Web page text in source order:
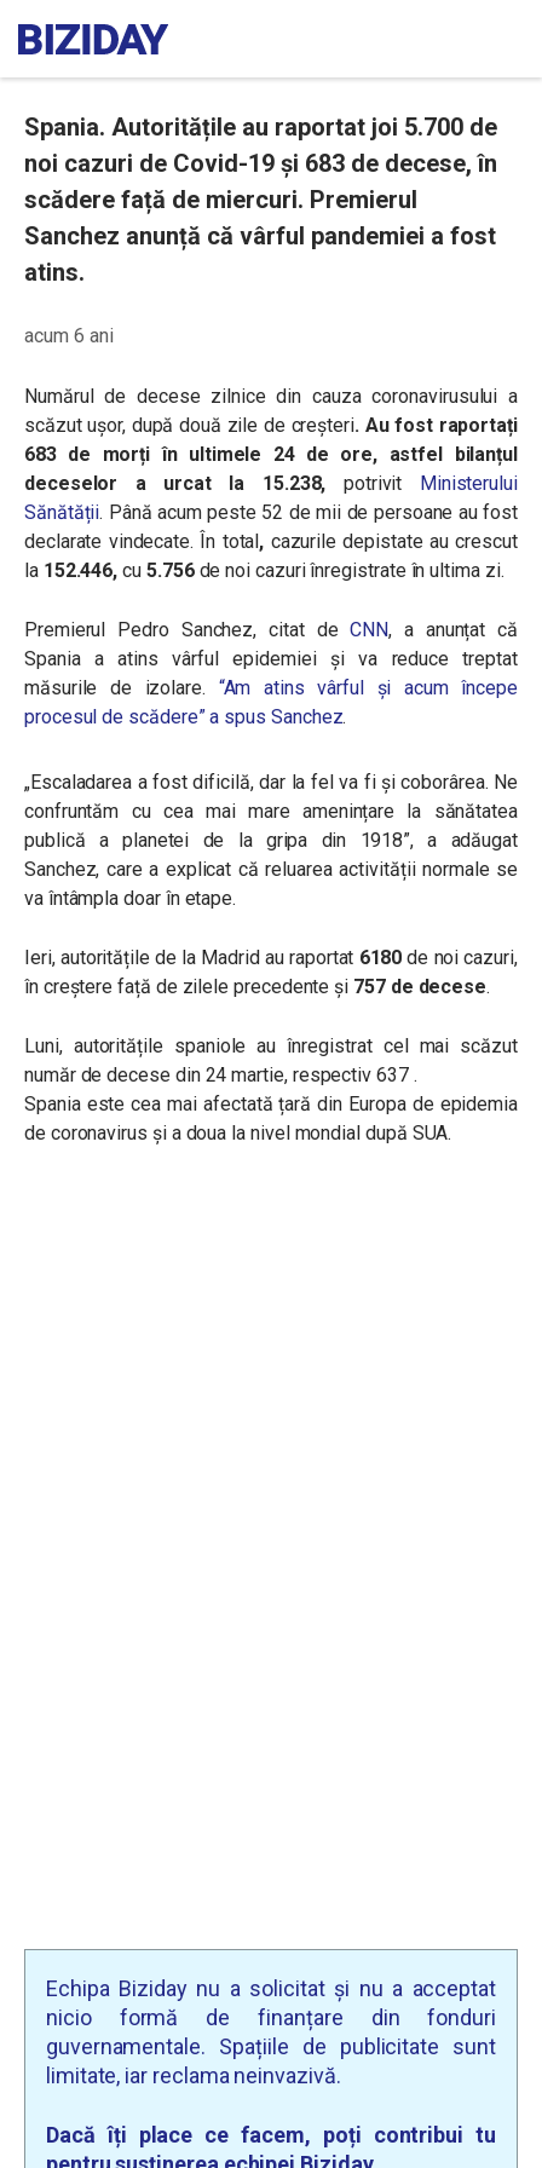
Spania. Autoritățile au raportat joi 5.700 de
noi cazuri de Covid-19 și 683 de decese, în
scădere față de miercuri. Premierul
Sanchez anunță că vârful pandemiei a fost
atins.
acum 6 ani
Numărul de decese zilnice din cauza coronavirusului a
scăzut ușor, după două zile de creșteri. Au fost raportați
683 de morți în ultimele 24 de ore, astfel bilanțul
deceselor a urcat la 15.238, potrivit Ministerului
Sănătății. Până acum peste 52 de mii de persoane au fost
declarate vindecate. În total, cazurile depistate au crescut
la152.446,cu 5.756 de noi cazuri înregistrate în ultima zi.
Premierul Pedro Sanchez, citat deCNN, a anunțat că
Spania a atins vârful epidemiei și va reduce treptat
măsurile de izolare. “Am atins vârful și acum începe
procesul de scădere” a spus Sanchez.
„Escaladarea a fost dificilă, dar la fel va fi și coborârea. Ne
confruntăm cu cea mai mare amenințare la sănătatea
publică a planetei de la gripa din 1918”, a adăugat
Sanchez, care a explicat că reluarea activității normale se
va întâmpla doar în etape.
Ieri, autoritățile de la Madrid au raportat 6180 de noi cazuri,
în creștere față de zilele precedente și 757 de decese.
Luni, autoritățile spaniole au înregistrat cel mai scăzut
număr de decese din 24 martie, respectiv 637 .
Spania este cea mai afectată țară din Europa de epidemia
de coronavirus și a doua la nivel mondial după SUA.
Echipa Biziday nu a solicitat și nu a acceptat
nicio formă de finanțare din fonduri
guvernamentale. Spațiile de publicitate sunt
limitate, iar reclama neinvazivă.
Dacă îți place ce facem, poți contribui tu